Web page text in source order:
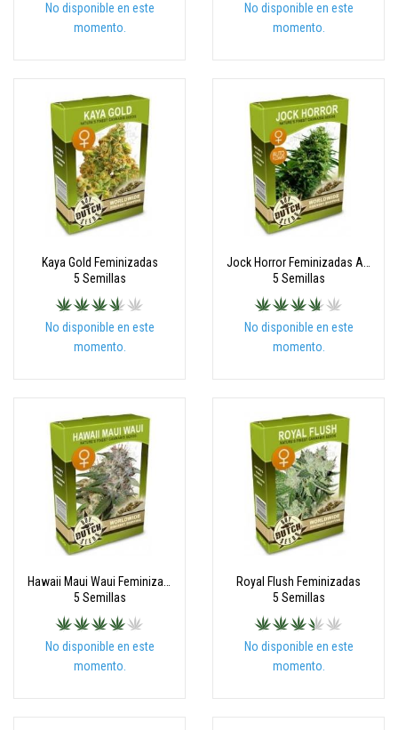
No disponible en este
momento.
No disponible en este
momento.
Kaya Gold Feminizadas
5 Semillas
No disponible en este
momento.
5 Semillas
No disponible en este
momento.
5 Semillas
No disponible en este
momento.
Royal Flush Feminizadas
5 Semillas
No disponible en este
momento.